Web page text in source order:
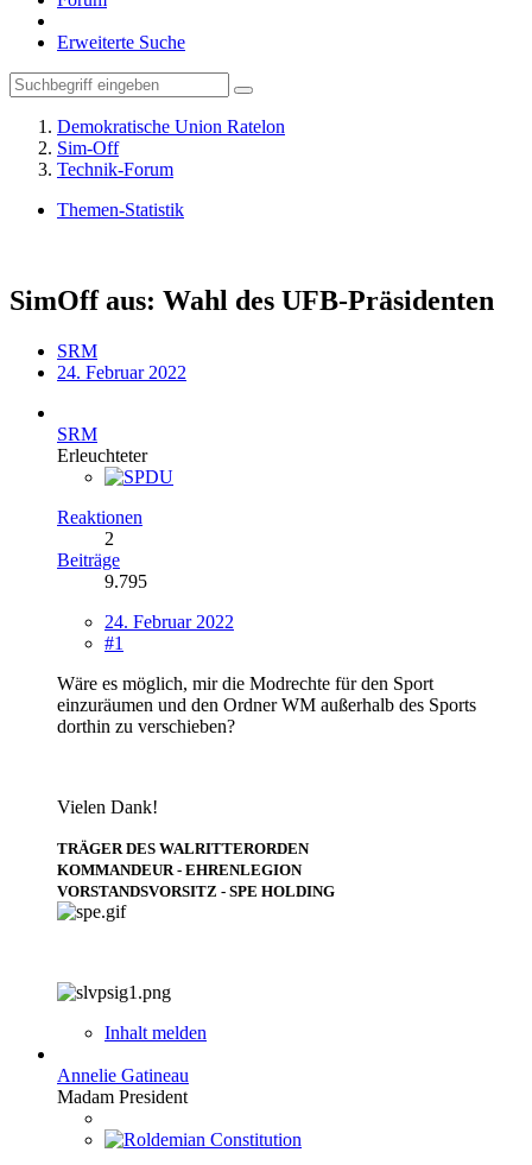
Erweiterte Suche
Demokratische Union Ratelon
Sim-Off
Technik-Forum
Themen-Statistik
SimOff aus: Wahl des UFB-Präsidenten
SRM
24. Februar 2022
SRM
Erleuchteter
Reaktionen
2
Beiträge
9.795
24. Februar 2022
#1
Wäre es möglich, mir die Modrechte für den Sport
einzuräumen und den Ordner WM außerhalb des Sports
dorthin zu verschieben?
Vielen Dank!
TRÄGER DES WALRITTERORDEN
KOMMANDEUR - EHRENLEGION
VORSTANDSVORSITZ - SPE HOLDING
Inhalt melden
Annelie Gatineau
Madam President